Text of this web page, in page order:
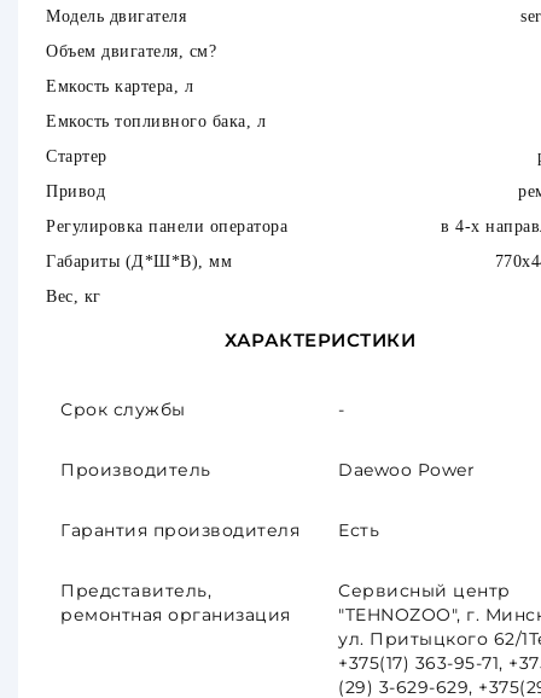
Модель двигателя
Объем двигателя, см?
Емкость картера, л
Емкость топливного бака, л
Стартер
Привод
Регулировка панели оператора
в 4-х
Габариты (Д*Ш*В), мм
Вес, кг
ХАРАКТЕРИСТИКИ
Срок службы -
Производитель Daewoo Power
Гарантия производителя Есть
Представитель,
ремонтная организация
Сервисный центр
"TEHNOZOO", г.
ул. Притыцкого 62/
+375(17) 363-95-71,
(29) 3-629-629,